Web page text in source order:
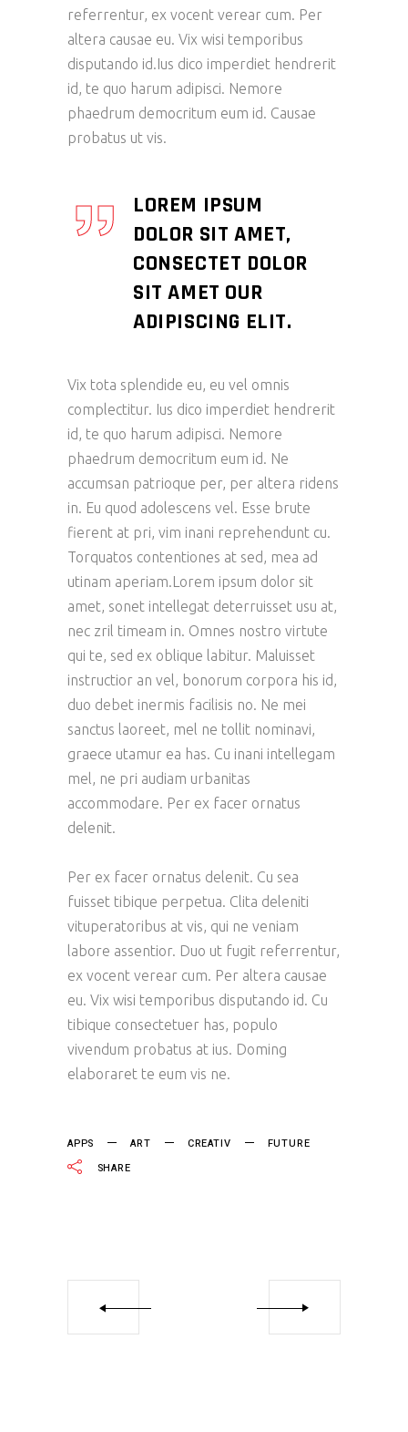
referrentur, ex vocent verear cum. Per
altera causae eu. Vix wisi temporibus
disputando id.Ius dico imperdiet hendrerit
id, te quo harum adipisci. Nemore
phaedrum democritum eum id. Causae
probatus ut vis.
LOREM IPSUM
DOLOR SIT AMET,
CONSECTET DOLOR
SIT AMET OUR
ADIPISCING ELIT.
Vix tota splendide eu, eu vel omnis
complectitur. Ius dico imperdiet hendrerit
id, te quo harum adipisci. Nemore
phaedrum democritum eum id. Ne
accumsan patrioque per, per altera ridens
in. Eu quod adolescens vel. Esse brute
fierent at pri, vim inani reprehendunt cu.
Torquatos contentiones at sed, mea ad
utinam aperiam.Lorem ipsum dolor sit
amet, sonet intellegat deterruisset usu at,
nec zril timeam in. Omnes nostro virtute
qui te, sed ex oblique labitur. Maluisset
instructior an vel, bonorum corpora his id,
duo debet inermis facilisis no. Ne mei
sanctus laoreet, mel ne tollit nominavi,
graece utamur ea has. Cu inani intellegam
mel, ne pri audiam urbanitas
accommodare. Per ex facer ornatus
delenit.
Per ex facer ornatus delenit. Cu sea
fuisset tibique perpetua. Clita deleniti
vituperatoribus at vis, qui ne veniam
labore assentior. Duo ut fugit referrentur,
ex vocent verear cum. Per altera causae
eu. Vix wisi temporibus disputando id. Cu
tibique consectetuer has, populo
vivendum probatus at ius. Doming
elaboraret te eum vis ne.
APPS ART CREATIV
FUTURE
SHARE